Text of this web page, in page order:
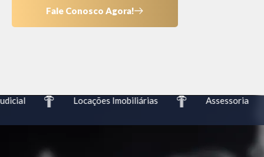
Fale Conosco Agora!
Locações Imobiliárias Assessoria